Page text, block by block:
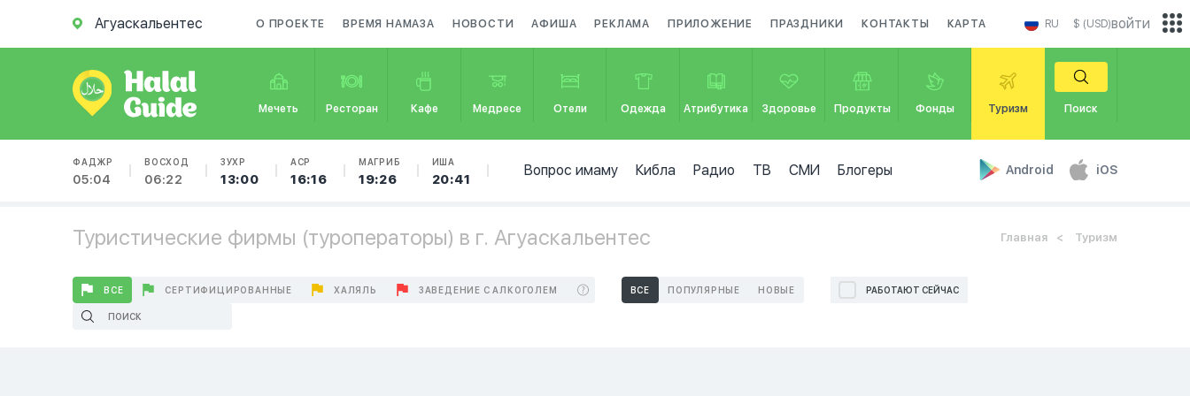
Агуаскальентес О ПРОЕКТЕ ВРЕМЯ НАМАЗА НОВОСТИ АФИША РЕКЛАМА ПРИЛОЖЕНИЕ ПРАЗДНИКИ КОНТАКТЫ КАРТА RU $ (USD)
Мечеть Ресторан Кафе Медресе Отели Одежда Атрибутика Здоровье Продукты Фонды Туризм Поиск
ФАДЖР
05:04
ВОСХОД
06:22
ЗУХР
13:00
АСР
16:16
МАГРИБ
19:26
ИША
20:41
Вопрос имаму Кибла Радио ТВ СМИ Блогеры Android iOS
войти
Туристические фирмы (туроператоры) в г. Агуаскальентес Главная Туризм
ВСЕ СЕРТИФИЦИРОВАННЫЕ ХАЛЯЛЬ ЗАВЕДЕНИЕ С АЛКОГОЛЕМ ВСЕ ПОПУЛЯРНЫЕ НОВЫЕ РАБОТАЮТ СЕЙЧАС